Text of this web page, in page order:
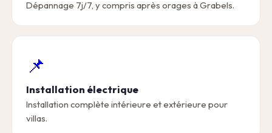
Dépannage 7j/7, y compris après orages à Grabels.
📌
Installation électrique
Installation complète intérieure et extérieure pour
villas.